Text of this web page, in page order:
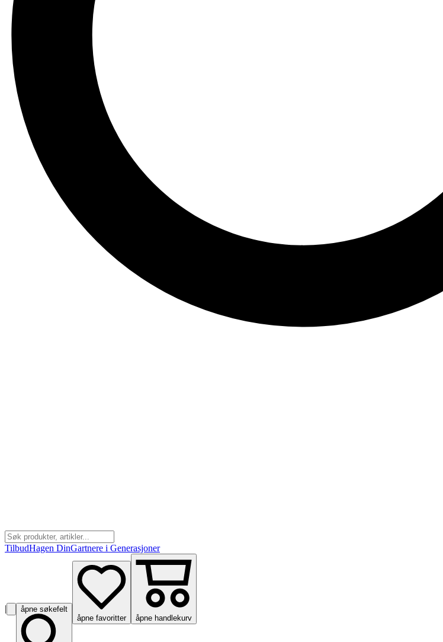
TilbudHagen DinGartnere i Generasjoner
|
åpne søkefelt
åpne favoritter
åpne handlekurv